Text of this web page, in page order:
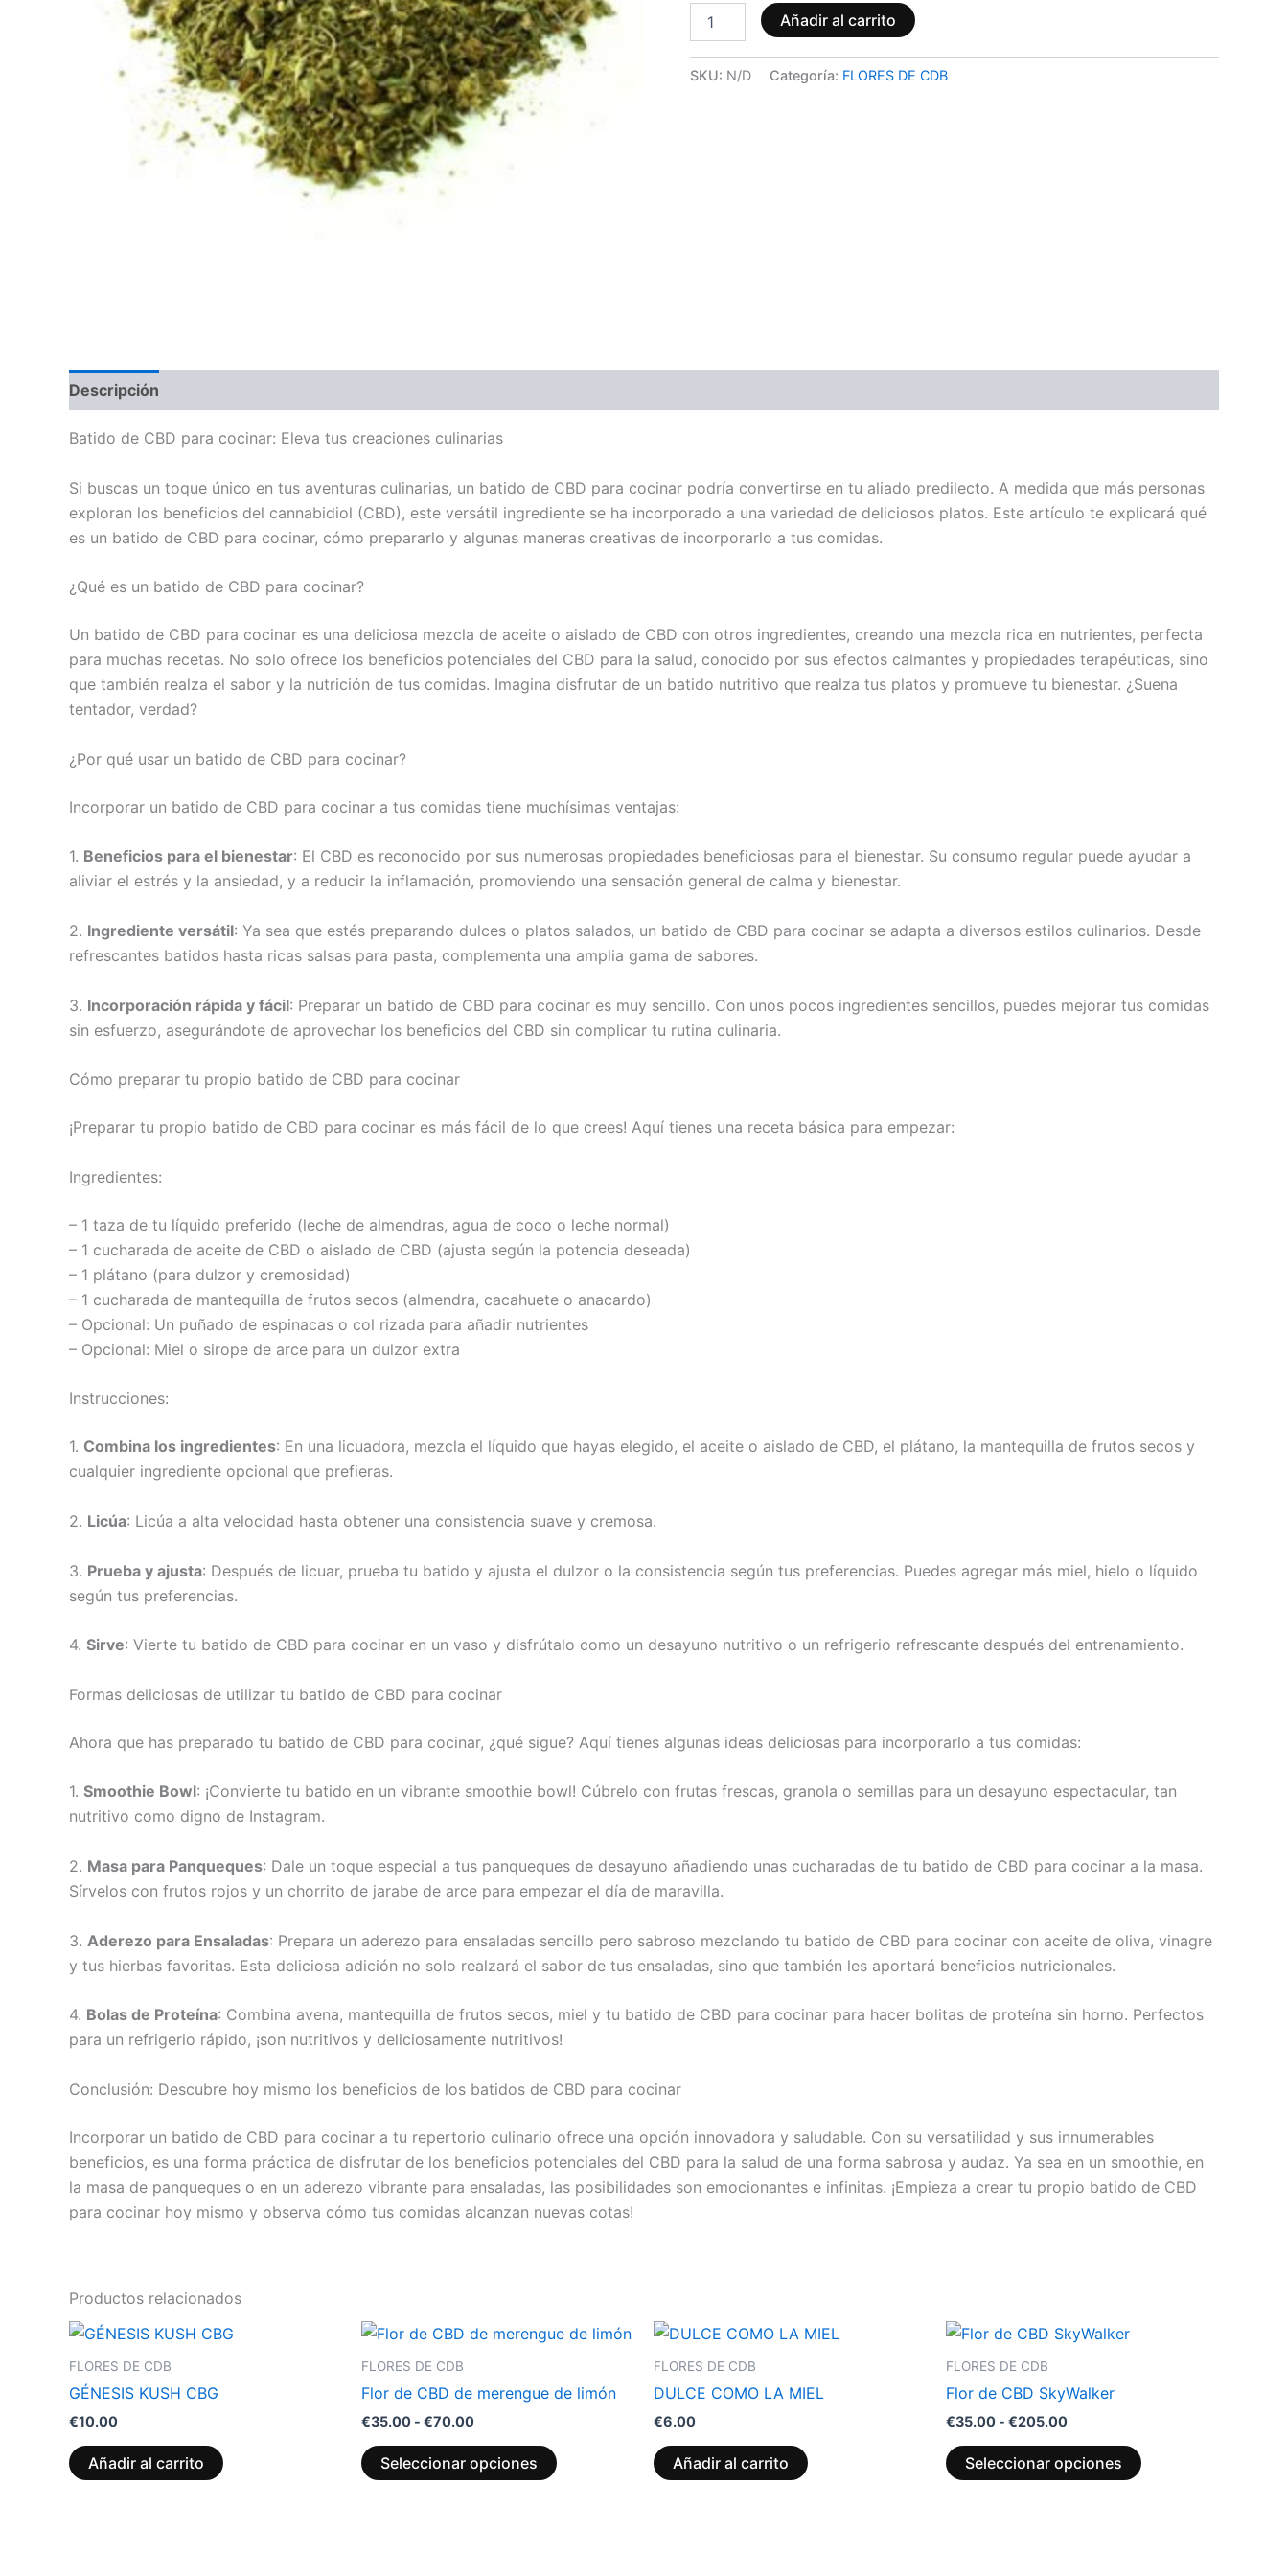
Añadir al carrito
SKU: N/D Categoría: FLORES DE CDB
Descripción
Batido de CBD para cocinar: Eleva tus creaciones culinarias
Si buscas un toque único en tus aventuras culinarias, un batido de CBD para cocinar podría convertirse en tu aliado predilecto. A medida que más personas
exploran los beneficios del cannabidiol (CBD), este versátil ingrediente se ha incorporado a una variedad de deliciosos platos. Este artículo te explicará qué
es un batido de CBD para cocinar, cómo prepararlo y algunas maneras creativas de incorporarlo a tus comidas.
¿Qué es un batido de CBD para cocinar?
Un batido de CBD para cocinar es una deliciosa mezcla de aceite o aislado de CBD con otros ingredientes, creando una mezcla rica en nutrientes, perfecta
para muchas recetas. No solo ofrece los beneficios potenciales del CBD para la salud, conocido por sus efectos calmantes y propiedades terapéuticas, sino
que también realza el sabor y la nutrición de tus comidas. Imagina disfrutar de un batido nutritivo que realza tus platos y promueve tu bienestar. ¿Suena
tentador, verdad?
¿Por qué usar un batido de CBD para cocinar?
Incorporar un batido de CBD para cocinar a tus comidas tiene muchísimas ventajas:
1. Beneficios para el bienestar: El CBD es reconocido por sus numerosas propiedades beneficiosas para el bienestar. Su consumo regular puede ayudar a
aliviar el estrés y la ansiedad, y a reducir la inflamación, promoviendo una sensación general de calma y bienestar.
2. Ingrediente versátil: Ya sea que estés preparando dulces o platos salados, un batido de CBD para cocinar se adapta a diversos estilos culinarios. Desde
refrescantes batidos hasta ricas salsas para pasta, complementa una amplia gama de sabores.
3. Incorporación rápida y fácil: Preparar un batido de CBD para cocinar es muy sencillo. Con unos pocos ingredientes sencillos, puedes mejorar tus comidas
sin esfuerzo, asegurándote de aprovechar los beneficios del CBD sin complicar tu rutina culinaria.
Cómo preparar tu propio batido de CBD para cocinar
¡Preparar tu propio batido de CBD para cocinar es más fácil de lo que crees! Aquí tienes una receta básica para empezar:
Ingredientes:
– 1 taza de tu líquido preferido (leche de almendras, agua de coco o leche normal)
– 1 cucharada de aceite de CBD o aislado de CBD (ajusta según la potencia deseada)
– 1 plátano (para dulzor y cremosidad)
– 1 cucharada de mantequilla de frutos secos (almendra, cacahuete o anacardo)
– Opcional: Un puñado de espinacas o col rizada para añadir nutrientes
– Opcional: Miel o sirope de arce para un dulzor extra
Instrucciones:
1. Combina los ingredientes: En una licuadora, mezcla el líquido que hayas elegido, el aceite o aislado de CBD, el plátano, la mantequilla de frutos secos y
cualquier ingrediente opcional que prefieras.
2. Licúa: Licúa a alta velocidad hasta obtener una consistencia suave y cremosa.
3. Prueba y ajusta: Después de licuar, prueba tu batido y ajusta el dulzor o la consistencia según tus preferencias. Puedes agregar más miel, hielo o líquido
según tus preferencias.
4. Sirve: Vierte tu batido de CBD para cocinar en un vaso y disfrútalo como un desayuno nutritivo o un refrigerio refrescante después del entrenamiento.
Formas deliciosas de utilizar tu batido de CBD para cocinar
Ahora que has preparado tu batido de CBD para cocinar, ¿qué sigue? Aquí tienes algunas ideas deliciosas para incorporarlo a tus comidas:
1. Smoothie Bowl: ¡Convierte tu batido en un vibrante smoothie bowl! Cúbrelo con frutas frescas, granola o semillas para un desayuno espectacular, tan
nutritivo como digno de Instagram.
2. Masa para Panqueques: Dale un toque especial a tus panqueques de desayuno añadiendo unas cucharadas de tu batido de CBD para cocinar a la masa.
Sírvelos con frutos rojos y un chorrito de jarabe de arce para empezar el día de maravilla.
3. Aderezo para Ensaladas: Prepara un aderezo para ensaladas sencillo pero sabroso mezclando tu batido de CBD para cocinar con aceite de oliva, vinagre
y tus hierbas favoritas. Esta deliciosa adición no solo realzará el sabor de tus ensaladas, sino que también les aportará beneficios nutricionales.
4. Bolas de Proteína: Combina avena, mantequilla de frutos secos, miel y tu batido de CBD para cocinar para hacer bolitas de proteína sin horno. Perfectos
para un refrigerio rápido, ¡son nutritivos y deliciosamente nutritivos!
Conclusión: Descubre hoy mismo los beneficios de los batidos de CBD para cocinar
Incorporar un batido de CBD para cocinar a tu repertorio culinario ofrece una opción innovadora y saludable. Con su versatilidad y sus innumerables
beneficios, es una forma práctica de disfrutar de los beneficios potenciales del CBD para la salud de una forma sabrosa y audaz. Ya sea en un smoothie, en
la masa de panqueques o en un aderezo vibrante para ensaladas, las posibilidades son emocionantes e infinitas. ¡Empieza a crear tu propio batido de CBD
para cocinar hoy mismo y observa cómo tus comidas alcanzan nuevas cotas!
Productos relacionados
FLORES DE CDB
GÉNESIS KUSH CBG
€10.00
Añadir al carrito
FLORES DE CDB
Flor de CBD de merengue de limón
€35.00 - €70.00
Rango
de
€35.00
Seleccionar opciones
Este
Las
FLORES DE CDB
DULCE COMO LA MIEL
€6.00
Añadir al carrito
FLORES DE CDB
Flor de CBD SkyWalker
€35.00 - €205.00
Rango
de
€35.00
Seleccionar opciones
Las